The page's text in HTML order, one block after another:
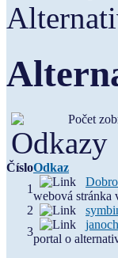
Počet
ČísloOdkaz
1
webová stránka
2
3
portal o